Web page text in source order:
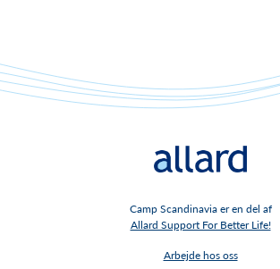
Camp Scandinavia er en del af
Allard Support For Better Life!
Arbejde hos oss